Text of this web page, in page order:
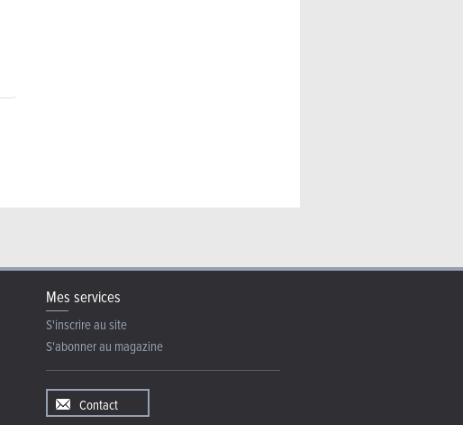
Mes services
S'inscrire au site
S'abonner au magazine
Contact